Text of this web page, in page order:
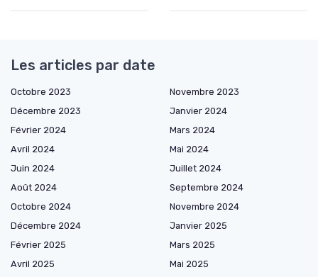
Les articles par date
Octobre 2023
Novembre 2023
Décembre 2023
Janvier 2024
Février 2024
Mars 2024
Avril 2024
Mai 2024
Juin 2024
Juillet 2024
Août 2024
Septembre 2024
Octobre 2024
Novembre 2024
Décembre 2024
Janvier 2025
Février 2025
Mars 2025
Avril 2025
Mai 2025